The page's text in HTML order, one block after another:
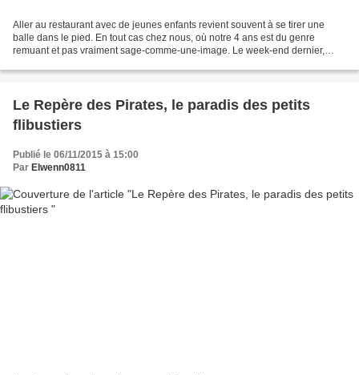
Aller au restaurant avec de jeunes enfants revient souvent à se tirer une
balle dans le pied. En tout cas chez nous, où notre 4 ans est du genre
remuant et pas vraiment sage-comme-une-image. Le week-end dernier,
Le Repère des Pirates, le paradis des petits
flibustiers
Publié le 06/11/2015 à 15:00
Par Elwenn0811